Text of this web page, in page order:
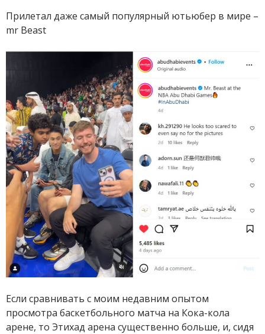
Прилетал даже самый популярный ютьюбер в мире –
mr Beast
Если сравнивать с моим недавним опытом
просмотра баскетбольного матча на Кока-кола
арене, то Этихад арена существенно больше, и, сидя